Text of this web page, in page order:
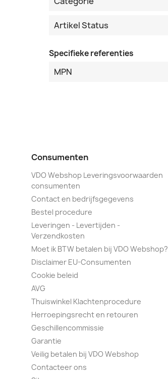
Artikel Status
Specifieke referenties
MPN
Consumenten
VDO Webshop Leveringsvoorwaarden
consumenten
Contact en bedrijfsgegevens
Bestel procedure
Leveringen - Levertijden -
Verzendkosten
Moet ik BTW betalen bij VDO Webshop?
Disclaimer EU-Consumenten
Cookie beleid
AVG
Thuiswinkel Klachtenprocedure
Herroepingsrecht en retouren
Geschillencommissie
Garantie
Veilig betalen bij VDO Webshop
Contacteer ons